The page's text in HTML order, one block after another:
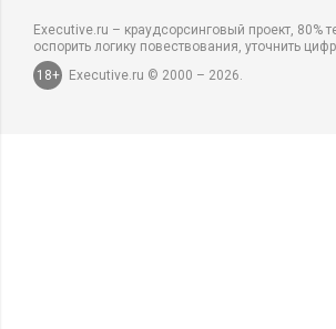
Executive.ru – краудсорсинговый проект,
оспорить логику повествования, уточнить
18+
Executive.ru © 2000 – 2026.